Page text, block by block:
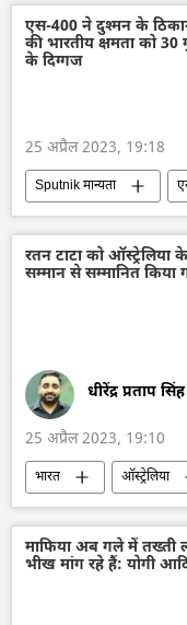
एस-400 ने दुश्मन के
की भारतीय क्षमता को 30
के दिग्गज
25 अप्रैल 2023, 19:18
Sputnik मान्यता
भारत
दिल्ली
रूस
हथियारों की
रतन टाटा को ऑस्ट्रेलिया
सम्मान से सम्मानित किया
धीरेंद्र प्रताप सिंह
25 अप्रैल 2023, 19:10
भारत ऑस्ट्रेलिया
माफिया अब गले में तख्ती
भीख मांग रहे हैं: योगी